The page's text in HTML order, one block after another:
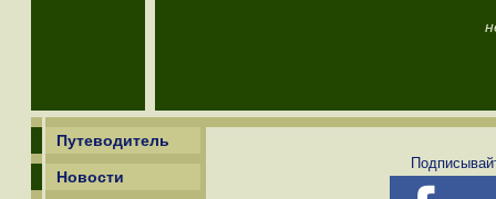
Путеводитель
Новости